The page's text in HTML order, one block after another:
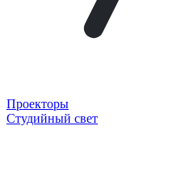
Проекторы
Студийный свет